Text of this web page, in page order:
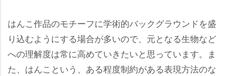
はんこ作品のモチーフに学術的バックグラウンドを盛
り込むようにする場合が多いので、元となる生物など
への理解度は常に高めていきたいと思っています。ま
た、はんこという、ある程度制約がある表現方法のな